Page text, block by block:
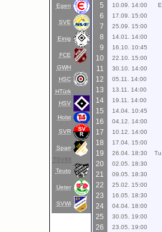
Egen
SVE
Einig
FCE
GWH
HSC
HTürk
HSV
Holst
SVR
Sparr
TSV88
Teuto
Ueter
SVWi
5 10.09. 14:00
6 17.09. 15:00
7 25.09. 15:00
8 14.01. 14:00
9 16.10. 10:45
10 22.10. 15:00
11 30.10. 14:00
12 05.11. 14:00
13 13.11. 14:00
14 19.11. 14:00
15 14.04. 10:45
16 04.12. 14:00
17 10.12. 14:00
18 17.04. 15:00
19 26.04. 18:30
20 02.05. 18:30
21 09.05. 18:30
22 25.02. 15:00
23 16.05. 18:30
24 04.04. 18:00
25 30.05. 19:00
26 23.05. 19:00